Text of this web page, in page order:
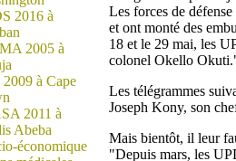
2016 à
2005 à
à Cape
2011 à
Abeba
économique
Les forces de
et ont monté des
18 et le 29 mai, les
colonel Okello
Les télégrammes
Joseph Kony, son
Mais bientôt, il leur
"Depuis mars, les